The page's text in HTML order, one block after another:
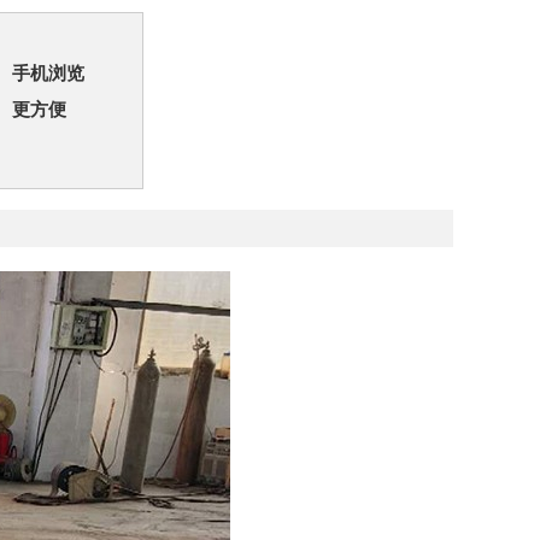
手机浏览
更方便